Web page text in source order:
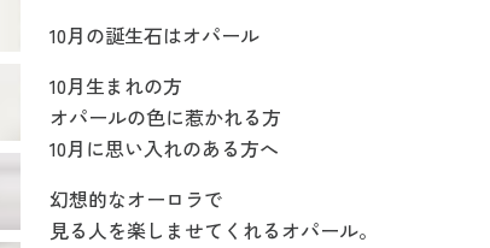
10月の誕生石はオパール
10月生まれの方
オパールの色に惹かれる方
10月に思い入れのある方へ
幻想的なオーロラで
見る人を楽しませてくれるオパール。